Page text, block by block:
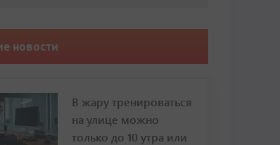
новости
В жару тренироваться
на улице можно
только до 10 утра или